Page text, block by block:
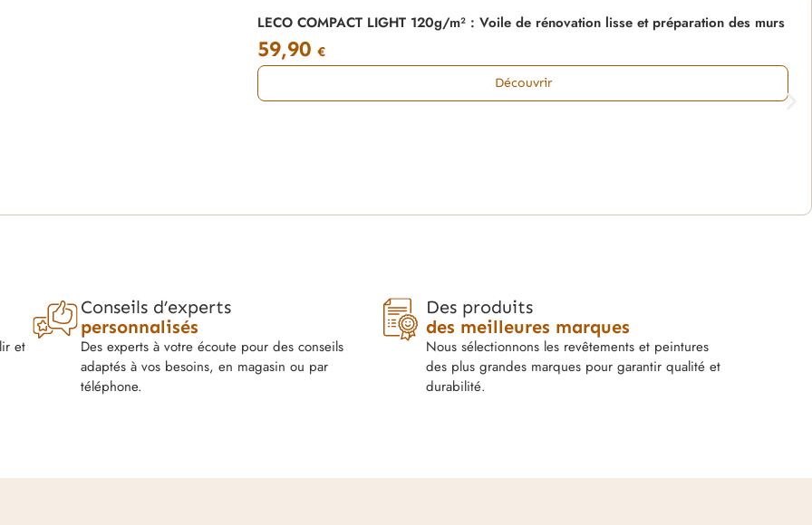
LECO COMPACT LIGHT 120g/m² : Voile de rénovation lisse et préparation des murs
59,90 €
Découvrir
et
Conseils d’experts
personnalisés
Des experts à votre écoute pour des conseils
adaptés à vos besoins, en magasin ou par
téléphone.
Des produits
des meilleures marques
Nous sélectionnons les revêtements et peintures
des plus grandes marques pour garantir qualité et
durabilité.